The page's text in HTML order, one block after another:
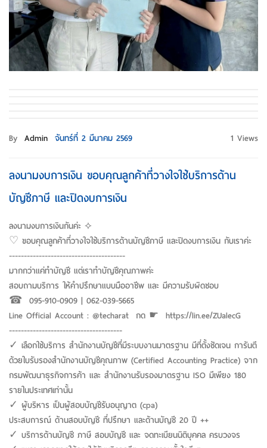
By Admin จันทร์ที่ 2 มีนาคม 2569 1 Views
ลงนามงบการเงิน ขอบคุณลูกค้าที่วางใจใช้บริการด้าน
บัญชีภาษี และปิดงบการเงิน
ลงนามงบการเงินกันค่ะ ⟡
♡ ขอบคุณลูกค้าที่วางใจใช้บริการด้านบัญชีภาษี และปิดงบการเงิน กับเราค่ะ
---------------------------------------
มากกว่าแค่ทำบัญชี แต่เราทำบัญชีคุณภาพค่ะ
สอบถามบริการ ให้คำปรึกษาแบบมืออาชีพ และ มีความรับผิดชอบ
☎︎ 095-910-0909 | 062-039-5665
Line Official Account : @techarat กด ☛ https://lin.ee/ZUalecG
--------------------------------------
✓ เลือกใช้บริการ สำนักงานบัญชีที่มีระบบงานมาตรฐาน มีที่ตั้งชัดเจน การันตี
ด้วยใบรับรองสำนักงานบัญชีคุณภาพ (Certified Accounting Practice) จาก
กรมพัฒนาธุรกิจการค้า และ สำนักงานรับรองมาตรฐาน ISO มีเพียง 180
รายในประเทศเท่านั้น
✓ ผู้บริหาร เป็นผู้สอบบัญชีรับอนุญาต (cpa)
ประสบการณ์ ด้านสอบบัญชี ที่ปรึกษา และด้านบัญชี 20 ปี ++
✓ บริการด้านบัญชี ภาษี สอบบัญชี และ จดทะเบียนนิติบุคคล ครบวงจร